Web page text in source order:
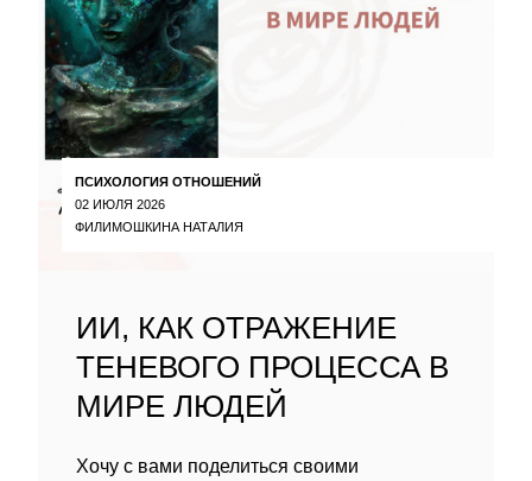
ПСИХОЛОГИЯ ОТНОШЕНИЙ
02 ИЮЛЯ 2026
ФИЛИМОШКИНА НАТАЛИЯ
ИИ, КАК ОТРАЖЕНИЕ
ТЕНЕВОГО ПРОЦЕССА В
МИРЕ ЛЮДЕЙ
Хочу с вами поделиться своими